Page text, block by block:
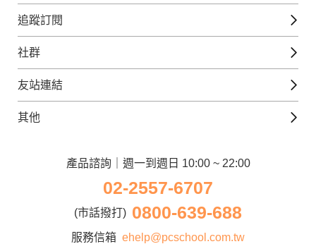
日語課程
韓語課程
法文課程
兒童日語課程
免費線上檢定
外語補給站
美日語數位學院
追蹤訂閱
Gjun-就醬學外語
官方Youtube
社群
英語觀光城
日語觀光城
友站連結
iWorld JR
電腦直播教學
巨匠東大日語
其他
產品諮詢｜週一到週日 10:00 ~ 22:00
02-2557-6707
(市話撥打) 0800-639-688
服務信箱 ehelp@pcschool.com.tw